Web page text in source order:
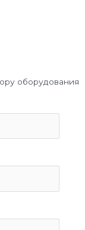
оборудования